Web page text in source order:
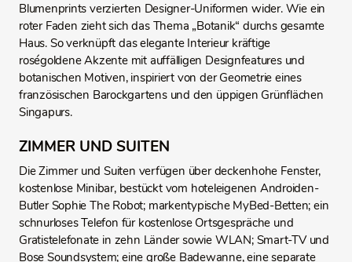
Blumenprints verzierten Designer-Uniformen wider. Wie ein
roter Faden zieht sich das Thema „Botanik“ durchs gesamte
Haus. So verknüpft das elegante Interieur kräftige
roségoldene Akzente mit auffälligen Designfeatures und
botanischen Motiven, inspiriert von der Geometrie eines
französischen Barockgartens und den üppigen Grünflächen
Singapurs.
ZIMMER UND SUITEN
Die Zimmer und Suiten verfügen über deckenhohe Fenster,
kostenlose Minibar, bestückt vom hoteleigenen Androiden-
Butler Sophie The Robot; markentypische MyBed-Betten; ein
schnurloses Telefon für kostenlose Ortsgespräche und
Gratistelefonate in zehn Länder sowie WLAN; Smart-TV und
Bose Soundsystem; eine große Badewanne, eine separate